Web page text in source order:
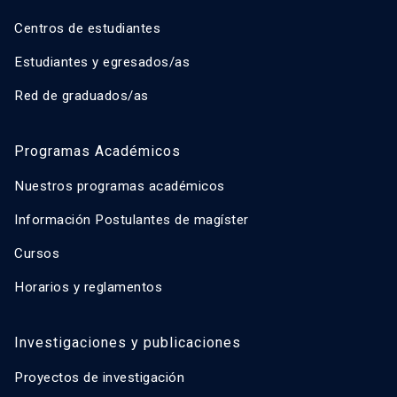
Centros de estudiantes
Estudiantes y egresados/as
Red de graduados/as
Programas Académicos
Nuestros programas académicos
Información Postulantes de magíster
Cursos
Horarios y reglamentos
Investigaciones y publicaciones
Proyectos de investigación